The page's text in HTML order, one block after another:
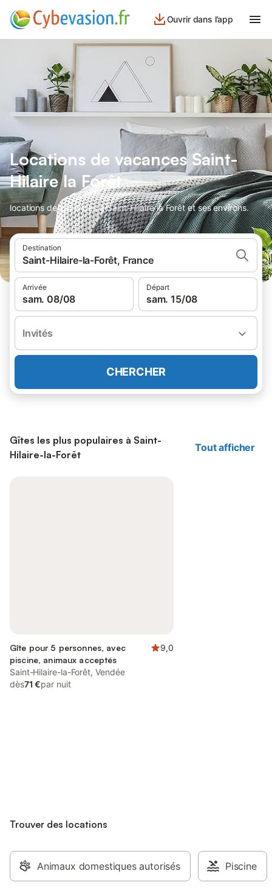
Ouvrir dans l’app
Locations de vacances Saint-
Hilaire la Forêt
locations de vacances à Saint-Hilaire la Forêt et ses environs.
Destination
Saint-Hilaire-la-Forêt, France
Arrivée
sam. 08/08
Départ
sam. 15/08
Invités
CHERCHER
Gîtes les plus populaires à Saint-
Hilaire-la-Forêt
Tout afficher
Gîte pour 5 personnes, avec
piscine, animaux acceptés
9,0
Saint-Hilaire-la-Forêt, Vendée
dès71 €par nuit
Trouver des locations
Animaux domestiques autorisés Piscine